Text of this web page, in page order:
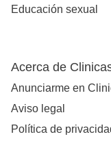
Educación sexual
Acerca de
Anunciarme en
Aviso legal
Política de